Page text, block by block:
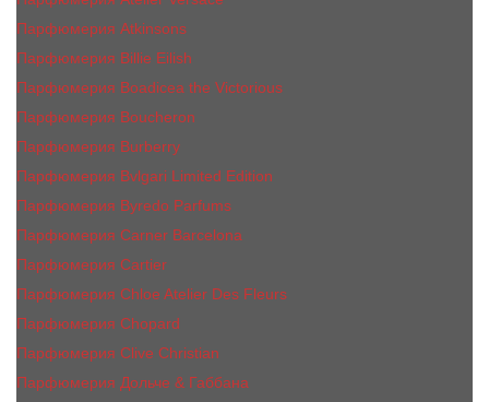
Парфюмерия Atkinsons
Парфюмерия Billie Eilish
Парфюмерия Boadicea the Victorious
Парфюмерия Boucheron
Парфюмерия Burberry
Парфюмерия Bvlgari Limited Edition
Парфюмерия Byredo Parfums
Парфюмерия Carner Barcelona
Парфюмерия Cartier
Парфюмерия Chloe Atelier Des Fleurs
Парфюмерия Сhopard
Парфюмерия Clive Christian
Парфюмерия Дольче & Габбана